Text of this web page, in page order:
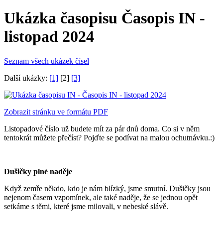
Ukázka časopisu Časopis IN -
listopad 2024
Seznam všech ukázek čísel
Další ukázky: [1] [2] [3]
Zobrazit stránku ve formátu PDF
Listopadové číslo už budete mít za pár dnů doma. Co si v něm
tentokrát můžete přečíst? Pojďte se podívat na malou ochutnávku.:)
Dušičky plné naděje
Když zemře někdo, kdo je nám blízký, jsme smutní. Dušičky jsou
nejenom časem vzpomínek, ale také naděje, že se jednou opět
setkáme s těmi, které jsme milovali, v nebeské slávě.